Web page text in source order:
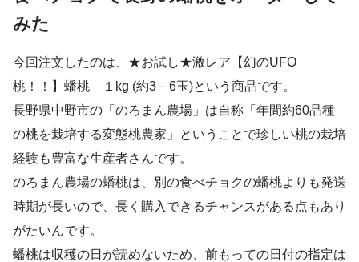
みた
今回注文したのは、★お試し★激レア【幻のUFO
桃！！】蟠桃 １kg (約3－6玉)という商品です。
長野県中野市の「のろまん農場」は自称「年間約60品種
の桃を栽培する変態桃農家」ということで珍しい桃の栽培
経験も豊富な生産者さんです。
のろまん農場の蟠桃は、別の食べチョクの蟠桃よりも発送
時期が長いので、長く購入できるチャンスがある点もあり
がたいんです。
蟠桃は収穫の日が読めないため、前もっての日付の指定は